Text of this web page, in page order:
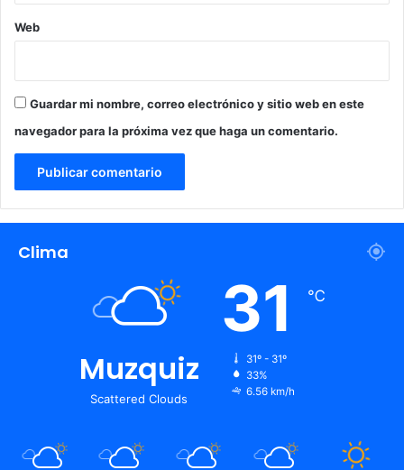
Web
Guardar mi nombre, correo electrónico y sitio web en este
navegador para la próxima vez que haga un comentario.
Clima
Muzquiz
Scattered Clouds
31 ℃
31º - 31º
33%
6.56 km/h